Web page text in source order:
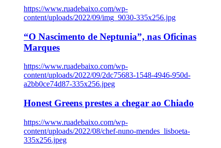
https://www.ruadebaixo.com/wp-
content/uploads/2022/09/img_9030-335x256.jpg
“O Nascimento de Neptunia”, nas Oficinas
Marques
https://www.ruadebaixo.com/wp-
content/uploads/2022/09/2dc75683-1548-4946-950d-
a2bb0ce74d87-335x256.jpeg
Honest Greens prestes a chegar ao Chiado
https://www.ruadebaixo.com/wp-
content/uploads/2022/08/chef-nuno-mendes_lisboeta-
335x256.jpeg